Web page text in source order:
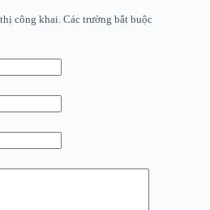
công khai. Các trường bắt buộc